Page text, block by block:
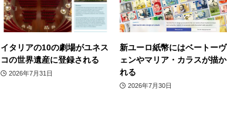
イタリアの10の劇場がユネス
コの世界遺産に登録される
2026年7月31日
新ユーロ紙幣にはベートーヴ
ェンやマリア・カラスが描か
れる
2026年7月30日